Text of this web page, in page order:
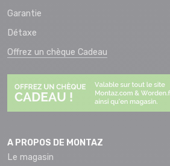
Garantie
Détaxe
Offrez un chèque Cadeau
A PROPOS DE MONTAZ
Le magasin